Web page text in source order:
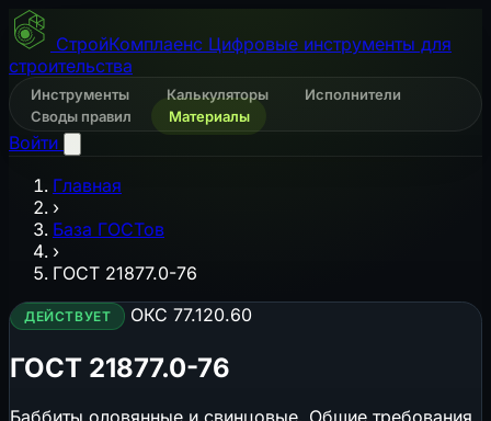
СтройКомплаенс Цифровые инструменты для
строительства
Инструменты Калькуляторы
Исполнители
Своды правил
Материалы
Войти
Главная
›
База ГОСТов
›
ГОСТ 21877.0-76
ДЕЙСТВУЕТ ОКС 77.120.60
ГОСТ 21877.0-76
Баббиты оловянные и свинцовые. Общие требования